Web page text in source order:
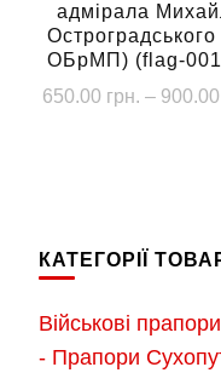
адмірала
ОБрМП) (flag-
650.00 грн. – 900.00
можна
вибрати
КАТЕГОРІЇ
Військові прапори
- Прапори